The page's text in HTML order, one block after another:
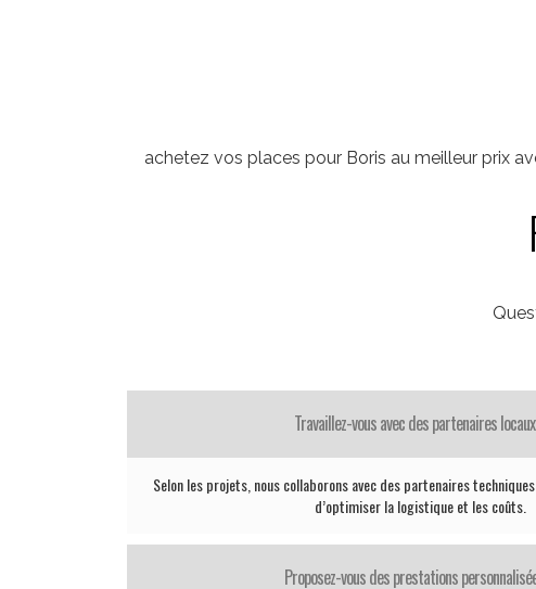
achetez vos places pour Boris au meilleur prix
Travaillez-vous avec des partenaires
Selon les projets, nous collaborons avec des partenaires
d’optimiser la logistique et les coûts.
Proposez-vous des prestations